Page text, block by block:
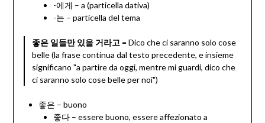
-에게 – a (particella dativa)
-는 – particella del tema
좋은 일들만 있을 거라고 = Dico che ci saranno solo cose
belle (la frase continua dal testo precedente, e insieme
significano "a partire da oggi, mentre mi guardi, dico che
ci saranno solo cose belle per noi")
좋은 – buono
좋다 – essere buono, essere affezionato a